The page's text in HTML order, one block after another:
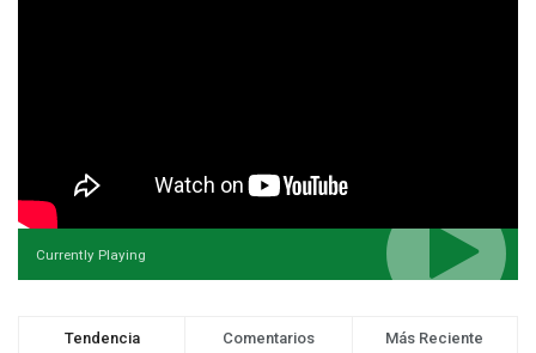
Currently Playing
Tendencia Comentarios Más Reciente